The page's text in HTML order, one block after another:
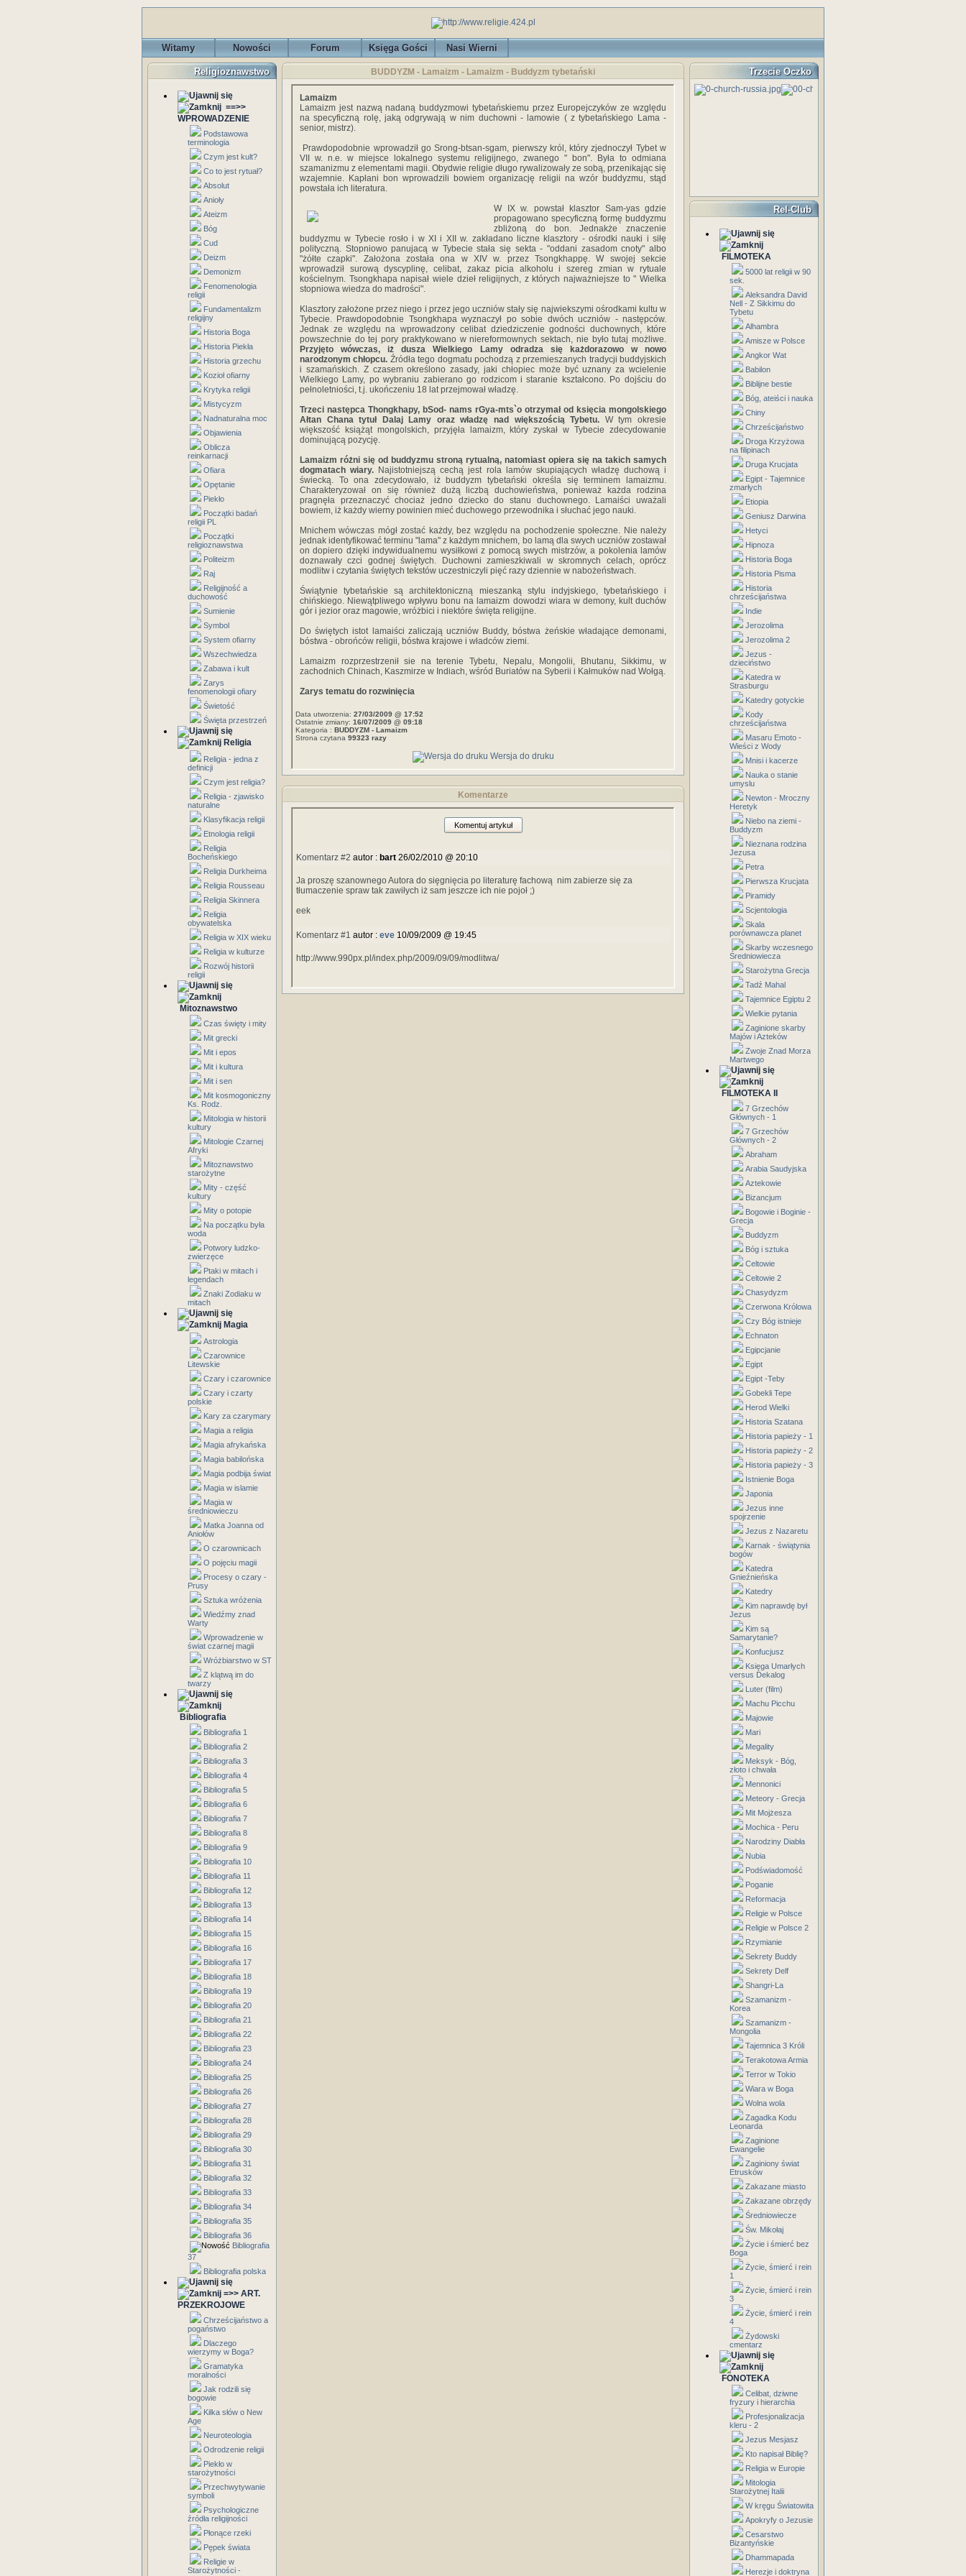
Witamy Nowości Forum Księga Gości Nasi Wierni
Religioznawstwo
==>>
WPROWADZENIE
Podstawowa
terminologia
Czym jest kult?
Co to jest rytuał?
Absolut
Anioły
Ateizm
Bóg
Cud
Deizm
Demonizm
Fenomenologia
religii
Fundamentalizm
religijny
Historia Boga
Historia Piekła
Historia grzechu
Kozioł ofiarny
Krytyka religii
Mistycyzm
Nadnaturalna moc
Objawienia
Oblicza
reinkarnacji
Ofiara
Opętanie
Piekło
Początki badań
religii PL
Początki
religioznawstwa
Politeizm
Raj
Religijność a
duchowość
Sumienie
Symbol
System ofiarny
Wszechwiedza
Zabawa i kult
Zarys
fenomenologii ofiary
Świetość
Święta przestrzeń
Religia
Religia - jedna z
definicji
Czym jest religia?
Religia - zjawisko
naturalne
Klasyfikacja religii
Etnologia religii
Religia
Bocheńskiego
Religia Durkheima
Religia Rousseau
Religia Skinnera
Religia
obywatelska
Religia w XIX wieku
Religia w kulturze
Rozwój historii
religii
Mitoznawstwo
Czas święty i mity
Mit grecki
Mit i epos
Mit i kultura
Mit i sen
Mit kosmogoniczny
Ks. Rodz.
Mitologia w historii
kultury
Mitologie Czarnej
Afryki
Mitoznawstwo
starożytne
Mity - część
kultury
Mity o potopie
Na początku była
woda
Potwory ludzko-
zwierzęce
Ptaki w mitach i
legendach
Znaki Zodiaku w
mitach
Magia
Astrologia
Czarownice
Litewskie
Czary i czarownice
Czary i czarty
polskie
Kary za czarymary
Magia a religia
Magia afrykańska
Magia babilońska
Magia podbija świat
Magia w islamie
Magia w
średniowieczu
Matka Joanna od
Aniołów
O czarownicach
O pojęciu magii
Procesy o czary -
Prusy
Sztuka wróżenia
Wiedźmy znad
Warty
Wprowadzenie w
świat czarnej magii
Wróżbiarstwo w ST
Z klątwą im do
twarzy
Bibliografia
Bibliografia 1
Bibliografia 2
Bibliografia 3
Bibliografia 4
Bibliografia 5
Bibliografia 6
Bibliografia 7
Bibliografia 8
Bibliografia 9
Bibliografia 10
Bibliografia 11
Bibliografia 12
Bibliografia 13
Bibliografia 14
Bibliografia 15
Bibliografia 16
Bibliografia 17
Bibliografia 18
Bibliografia 19
Bibliografia 20
Bibliografia 21
Bibliografia 22
Bibliografia 23
Bibliografia 24
Bibliografia 25
Bibliografia 26
Bibliografia 27
Bibliografia 28
Bibliografia 29
Bibliografia 30
Bibliografia 31
Bibliografia 32
Bibliografia 33
Bibliografia 34
Bibliografia 35
Bibliografia 36
Bibliografia
37
Bibliografia polska
=>> ART.
PRZEKROJOWE
Chrześcijaństwo a
pogaństwo
Dlaczego
wierzymy w Boga?
Gramatyka
moralności
Jak rodzili się
bogowie
Kilka słów o New
Age
Neuroteologia
Odrodzenie religii
Piekło w
starożytności
Przechwytywanie
symboli
Psychologiczne
źródła religijności
Płonące rzeki
Pępek świata
Religie w
Starożytności -
BUDDYZM - Lamaizm - Lamaizm - Buddyzm tybetański
Lamaizm
Lamaizm jest nazwą nadaną buddyzmowi tybetańskiemu przez Europejczyków ze względu
na specyficzną rolę, jaką odgrywają w nim duchowni - lamowie ( z tybetańskiego Lama -
senior, mistrz).
Prawdopodobnie wprowadził go Srong-btsan-sgam, pierwszy król, który zjednoczył Tybet w
VII w. n.e. w miejsce lokalnego systemu religijnego, zwanego " bon". Była to odmiana
szamanizmu z elementami magii. Obydwie religie długo rywalizowały ze sobą, przenikając się
wzajemnie. Kapłani bon wprowadzili bowiem organizację religii na wzór buddyzmu, stąd
powstała ich literatura.
W IX w. powstał klasztor Sam-yas gdzie
propagowano specyficzną formę buddyzmu
zbliżoną do bon. Jednakże znaczenie
buddyzmu w Tybecie rosło i w XI i XII w. zakładano liczne klasztory - ośrodki nauki i siłę
polityczną. Stopniowo panujacą w Tybecie stała się sekta - "oddani zasadom cnoty" albo
"żółte czapki". Założona została ona w XIV w. przez Tsongkhappę. W swojej sekcie
wprowadził surową dyscyplinę, celibat, zakaz picia alkoholu i szereg zmian w rytuale
kościelnym. Tsongkhapa napisał wiele dzieł religijnych, z których najważniejsze to " Wielka
stopniowa wiedza do madrości".
Klasztory założone przez niego i przez jego uczniów stały się najwiekszymi ośrodkami kultu w
Tybecie. Prawdopodobnie Tsongkhapa wyznaczył po sobie dwóch uczniów - następców.
Jednak ze względu na wprowadzony celibat dziedziczenie godności duchownych, które
powszechnie do tej pory praktykowano w niereformownych sektach, nie było tutaj możliwe.
Przyjęto wówczas, iż dusza Wielkiego Lamy odradza się każdorazowo w nowo
narodzonym chłopcu. Źródła tego dogmatu pochodzą z przemieszanych tradycji buddyjskich
i szamańskich. Z czasem określono zasady, jaki chłopiec może być uznany za wcielenie
Wielkiego Lamy, po wybraniu zabierano go rodzicom i staranie kształcono. Po dojściu do
pełnoletniości, t.j. ukończeniu 18 lat przejmował władzę.
Trzeci następca Thongkhapy, bSod- nams rGya-mts`o otrzymał od księcia mongolskiego
Ałtan Chana tytuł Dalaj Lamy oraz władzę nad większością Tybetu. W tym okresie
większość książąt mongolskich, przyjęła lamaizm, który zyskał w Tybecie zdecydowanie
dominującą pozycję.
Lamaizm różni się od buddyzmu stroną rytualną, natomiast opiera się na takich samych
dogmatach wiary. Najistotniejszą cechą jest rola lamów skupiających władzę duchową i
świecką. To ona zdecydowało, iż buddyzm tybetański określa się terminem lamaizmu.
Charakteryzował on się również dużą liczbą duchowieństwa, ponieważ każda rodzina
pragnęła przeznaczyć chociaż jedno dziecko do stanu duchownego. Lamaiści uważali
bowiem, iż każdy wierny powinien mieć duchowego przewodnika i słuchać jego nauki.
Mnichem wówczas mógł zostać każdy, bez względu na pochodzenie społeczne. Nie należy
jednak identyfikować terminu "lama" z każdym mnichem, bo lamą dla swych uczniów zostawał
on dopiero dzięki indywidualnemu wysiłkowi z pomocą swych mistrzów, a pokolenia lamów
doznawały czci godnej świętych. Duchowni zamieszkiwali w skromnych celach, oprócz
modlitw i czytania świętych tekstów uczestniczyli pięć razy dziennie w nabożeństwach.
Świątynie tybetańskie są architektoniczną mieszanką stylu indyjskiego, tybetańskiego i
chińskiego. Niewątpliwego wpływu bonu na lamaizm dowodzi wiara w demony, kult duchów
gór i jezior oraz magowie, wróżbici i niektóre święta religijne.
Do świętych istot lamaiści zaliczają uczniów Buddy, bóstwa żeńskie władające demonami,
bóstwa - obrońców religii, bóstwa krajowe i władców ziemi.
Lamaizm rozprzestrzenił sie na terenie Tybetu, Nepalu, Mongolii, Bhutanu, Sikkimu, w
zachodnich Chinach, Kaszmirze w Indiach, wśród Buriatów na Syberii i Kałmuków nad Wołgą.
Zarys tematu do rozwinięcia
Data utworzenia: 27/03/2009 @ 17:52
Ostatnie zmiany: 16/07/2009 @ 09:18
Kategoria : BUDDYZM - Lamaizm
Strona czytana 99323 razy
Wersja do druku
Komentarze
Komentuj artykuł
Komentarz #2 autor : bart 26/02/2010 @ 20:10
Ja proszę szanownego Autora do sięgnięcia po literaturę fachową nim zabierze się za
tłumaczenie spraw tak zawiłych iż sam jeszcze ich nie pojoł ;)
eek
Komentarz #1 autor : eve 10/09/2009 @ 19:45
http://www.990px.pl/index.php/2009/09/09/modlitwa/
Trzecie Oczko
Rel-Club
FILMOTEKA
5000 lat religii w 90
sek.
Aleksandra David
Nell - Z Sikkimu do
Tybetu
Alhambra
Amisze w Polsce
Angkor Wat
Babilon
Biblijne bestie
Bóg, ateiści i nauka
Chiny
Chrześcijaństwo
Droga Krzyżowa
na filipinach
Druga Krucjata
Egipt - Tajemnice
zmarłych
Etiopia
Geniusz Darwina
Hetyci
Hipnoza
Historia Boga
Historia Pisma
Historia
chrześcijaństwa
Indie
Jerozolima
Jerozolima 2
Jezus -
dzieciństwo
Katedra w
Strasburgu
Katedry gotyckie
Kody
chrześcijaństwa
Masaru Emoto -
Wieści z Wody
Mnisi i kacerze
Nauka o stanie
umyslu
Newton - Mroczny
Heretyk
Niebo na ziemi -
Buddyzm
Nieznana rodzina
Jezusa
Petra
Pierwsza Krucjata
Piramidy
Scjentologia
Skala
porównawcza planet
Skarby wczesnego
Średniowiecza
Starożytna Grecja
Tadź Mahal
Tajemnice Egiptu 2
Wielkie pytania
Zaginione skarby
Majów i Azteków
Zwoje Znad Morza
Martwego
FILMOTEKA II
7 Grzechów
Głównych - 1
7 Grzechów
Głównych - 2
Abraham
Arabia Saudyjska
Aztekowie
Bizancjum
Bogowie i Boginie -
Grecja
Buddyzm
Bóg i sztuka
Celtowie
Celtowie 2
Chasydyzm
Czerwona Królowa
Czy Bóg istnieje
Echnaton
Egipcjanie
Egipt
Egipt -Teby
Gobekli Tepe
Herod Wielki
Historia Szatana
Historia papieży - 1
Historia papieży - 2
Historia papieży - 3
Istnienie Boga
Japonia
Jezus inne
spojrzenie
Jezus z Nazaretu
Karnak - świątynia
bogów
Katedra
Gnieźnieńska
Katedry
Kim naprawdę był
Jezus
Kim są
Samarytanie?
Konfucjusz
Księga Umarłych
versus Dekalog
Luter (film)
Machu Picchu
Majowie
Mari
Megality
Meksyk - Bóg,
złoto i chwała
Mennonici
Meteory - Grecja
Mit Mojżesza
Mochica - Peru
Narodziny Diabła
Nubia
Podświadomość
Poganie
Reformacja
Religie w Polsce
Religie w Polsce 2
Rzymianie
Sekrety Buddy
Sekrety Delf
Shangri-La
Szamanizm -
Korea
Szamanizm -
Mongolia
Tajemnica 3 Króli
Terakotowa Armia
Terror w Tokio
Wiara w Boga
Wolna wola
Zagadka Kodu
Leonarda
Zaginione
Ewangelie
Zaginiony świat
Etrusków
Zakazane miasto
Zakazane obrzędy
Średniowiecze
Św. Mikołaj
Życie i śmierć bez
Boga
Życie, śmierć i rein
1
Życie, śmierć i rein
3
Życie, śmierć i rein
4
Żydowski
cmentarz
FONOTEKA
Celibat, dziwne
fryzury i hierarchia
Profesjonalizacja
kleru - 2
Jezus Mesjasz
Kto napisał Biblię?
Religia w Europie
Mitologia
Starożytnej Italii
W kręgu Światowita
Apokryfy o Jezusie
Cesarstwo
Bizantyńskie
Dhammapada
Herezje i doktryna